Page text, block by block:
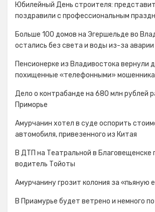
Юбилейный День строителя:
поздравили с профессиональным
Больше 100 домов на Эгершельде во
остались без света и воды из-за аварии
Пенсионерке из Владивостока вернули
похищенные «телефонными»
Дело о контрабанде на 680 млн рублей
Приморье
Амурчанин хотел в суде оспорить
автомобиля, привезенного из Китая
В ДТП на Театральной в Благовещенске
водитель Тойоты
Амурчанину грозит колония за «пьяную
В Приамурье будет ветрено и немного